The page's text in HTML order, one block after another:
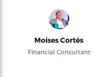
Moises Cortés
Financial Consultant